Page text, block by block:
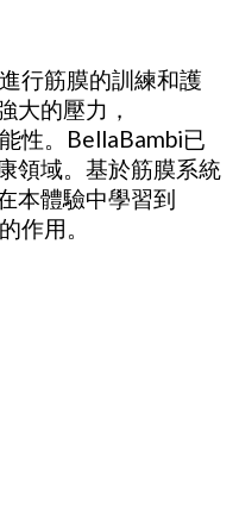
行筋膜的訓練和護
大的壓力，
性。BellaBambi已
領域。基於筋膜系統
本體驗中學習到
作用。